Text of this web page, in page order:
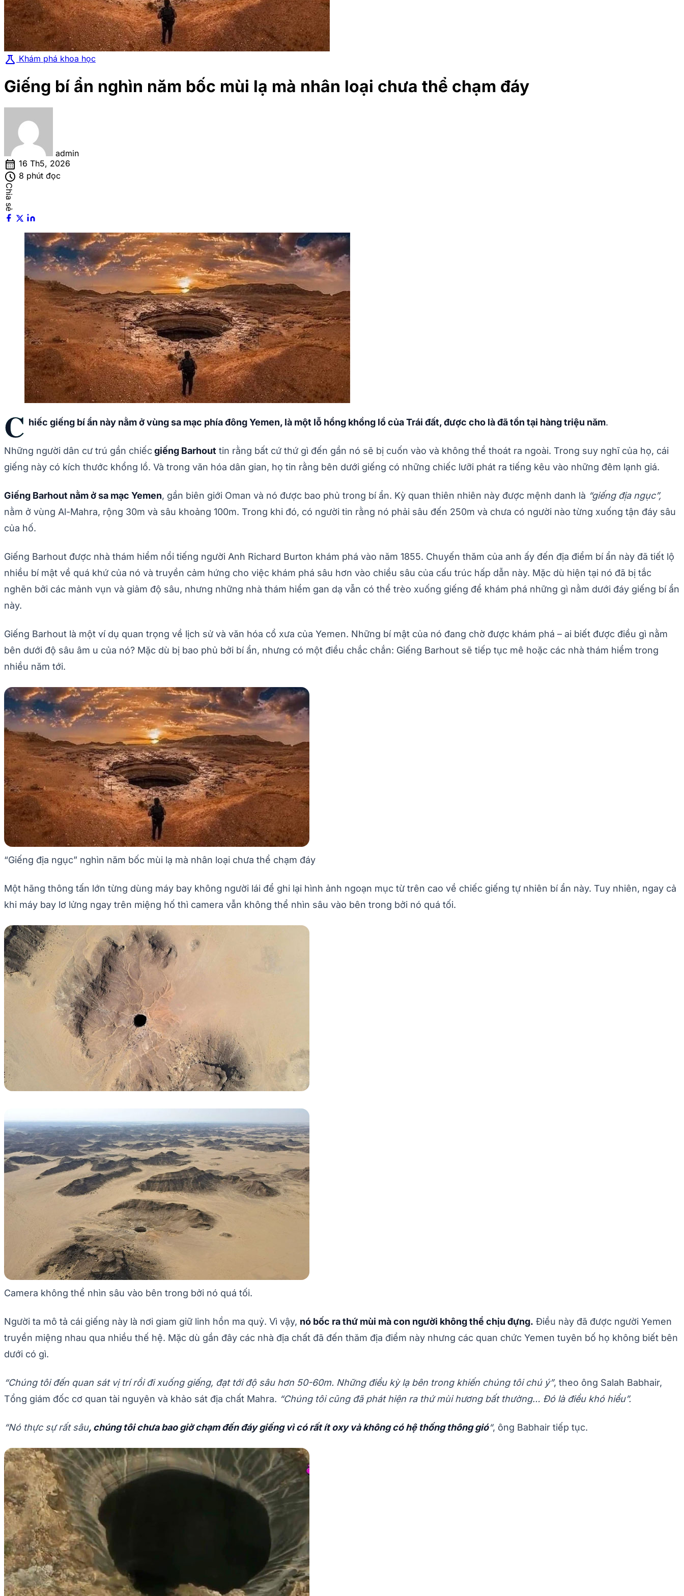
science Khám phá khoa học
Giếng bí ẩn nghìn năm bốc mùi lạ mà nhân loại chưa thể chạm đáy
admin
calendar_month 16 Th5, 2026
schedule 8 phút đọc
Chia sẻ
C hiếc giếng bí ẩn này nằm ở vùng sa mạc phía đông Yemen, là một lỗ hổng khồng lồ của Trái đất, được cho là đã tồn tại hàng triệu năm.
Những người dân cư trú gần chiếcgiếng Barhout tin rằng bất cứ thứ gì đến gần nó sẽ bị cuốn vào và không thể thoát ra ngoài. Trong suy nghĩ của họ, cái
giếng này có kích thước khổng lồ. Và trong văn hóa dân gian, họ tin rằng bên dưới giếng có những chiếc lưỡi phát ra tiếng kêu vào những đêm lạnh giá.
Giếng Barhout nằm ở sa mạc Yemen, gần biên giới Oman và nó được bao phủ trong bí ẩn. Kỳ quan thiên nhiên này được mệnh danh là “giếng địa ngục”,
nằm ở vùng Al-Mahra, rộng 30m và sâu khoảng 100m. Trong khi đó, có người tin rằng nó phải sâu đến 250m và chưa có người nào từng xuống tận đáy sâu
của hố.
Giếng Barhout được nhà thám hiểm nổi tiếng người Anh Richard Burton khám phá vào năm 1855. Chuyến thăm của anh ấy đến địa điểm bí ẩn này đã tiết lộ
nhiều bí mật về quá khứ của nó và truyền cảm hứng cho việc khám phá sâu hơn vào chiều sâu của cấu trúc hấp dẫn này. Mặc dù hiện tại nó đã bị tắc
nghẽn bởi các mảnh vụn và giảm độ sâu, nhưng những nhà thám hiểm gan dạ vẫn có thể trèo xuống giếng để khám phá những gì nằm dưới đáy giếng bí ẩn
này.
Giếng Barhout là một ví dụ quan trọng về lịch sử và văn hóa cổ xưa của Yemen. Những bí mật của nó đang chờ được khám phá – ai biết được điều gì nằm
bên dưới độ sâu âm u của nó? Mặc dù bị bao phủ bởi bí ẩn, nhưng có một điều chắc chắn: Giếng Barhout sẽ tiếp tục mê hoặc các nhà thám hiểm trong
nhiều năm tới.
“Giếng địa ngục” nghìn năm bốc mùi lạ mà nhân loại chưa thể chạm đáy
Một hãng thông tấn lớn từng dùng máy bay không người lái để ghi lại hình ảnh ngoạn mục từ trên cao về chiếc giếng tự nhiên bí ẩn này. Tuy nhiên, ngay cả
khi máy bay lơ lửng ngay trên miệng hố thì camera vẫn không thể nhìn sâu vào bên trong bởi nó quá tối.
Camera không thể nhìn sâu vào bên trong bởi nó quá tối.
Người ta mô tả cái giếng này là nơi giam giữ linh hồn ma quỷ. Vì vậy, nó bốc ra thứ mùi mà con người không thể chịu đựng. Điều này đã được người Yemen
truyền miệng nhau qua nhiều thế hệ. Mặc dù gần đây các nhà địa chất đã đến thăm địa điểm này nhưng các quan chức Yemen tuyên bố họ không biết bên
dưới có gì.
“Chúng tôi đến quan sát vị trí rồi đi xuống giếng, đạt tới độ sâu hơn 50-60m. Những điều kỳ lạ bên trong khiến chúng tôi chú ý”, theo ông Salah Babhair,
Tổng giám đốc cơ quan tài nguyên và khảo sát địa chất Mahra. “Chúng tôi cũng đã phát hiện ra thứ mùi hương bất thường… Đó là điều khó hiểu”.
“Nó thực sự rất sâu, chúng tôi chưa bao giờ chạm đến đáy giếng vì có rất ít oxy và không có hệ thống thông gió“, ông Babhair tiếp tục.